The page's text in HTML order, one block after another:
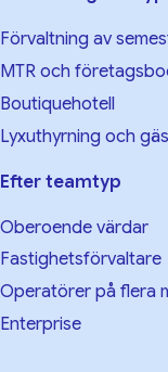
Förvaltning av
MTR och
Boutiquehotell
Lyxuthyrning och
Efter teamtyp
Oberoende värdar
Fastighetsförvaltare
Operatörer på flera
Enterprise